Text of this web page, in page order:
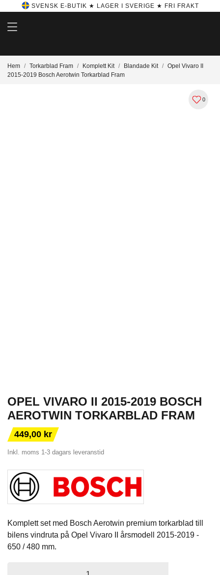
SVENSK E-BUTIK ★ LAGER I SVERIGE ★ FRI FRAKT
Hem Torkarblad Fram Komplett Kit Blandade Kit
Opel Vivaro II
2015-2019 Bosch Aerotwin Torkarblad Fram
0
OPEL VIVARO II 2015-2019 BOSCH
AEROTWIN TORKARBLAD FRAM
449,00 kr
Inkl. moms 1-3 dagars leveranstid
Komplett set med Bosch Aerotwin premium torkarblad till
bilens vindruta på Opel Vivaro II årsmodell 2015-2019 -
650 / 480 mm.